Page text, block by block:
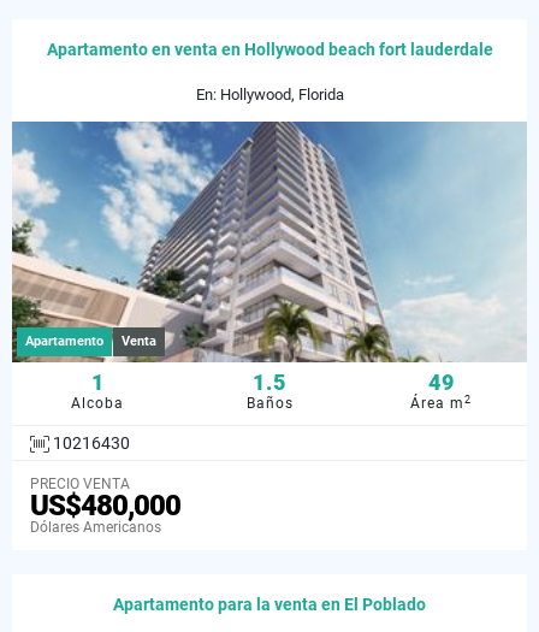
Apartamento en venta en Hollywood beach fort lauderdale
En: Hollywood, Florida
Apartamento Venta
1
Alcoba
1.5
Baños
49
Área m2
10216430
PRECIO VENTA
US$480,000
Dólares Americanos
Apartamento para la venta en El Poblado